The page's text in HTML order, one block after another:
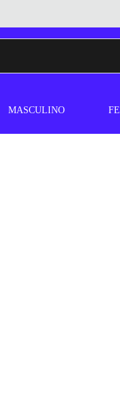
MASCULINO